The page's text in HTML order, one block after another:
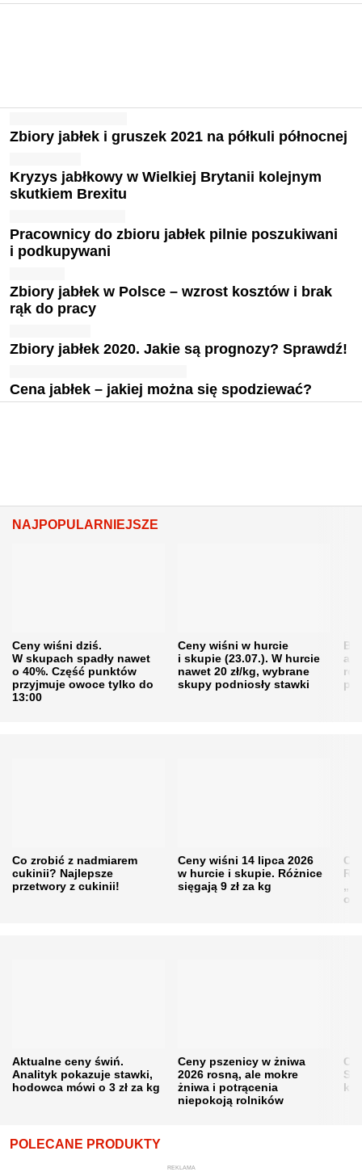
Zbiory jabłek i gruszek 2021 na półkuli północnej
Kryzys jabłkowy w Wielkiej Brytanii kolejnym
skutkiem Brexitu
Pracownicy do zbioru jabłek pilnie poszukiwani
i podkupywani
Zbiory jabłek w Polsce – wzrost kosztów i brak
rąk do pracy
Zbiory jabłek 2020. Jakie są prognozy? Sprawdź!
Cena jabłek – jakiej można się spodziewać?
NAJPOPULARNIEJSZE
Ceny wiśni dziś.
W skupach spadły nawet
o 40%. Część punktów
przyjmuje owoce tylko do
13:00
Ceny wiśni w hurcie
i skupie (23.07.). W hurcie
nawet 20 zł/kg, wybrane
skupy podniosły stawki
Co zrobić z nadmiarem
cukinii? Najlepsze
przetwory z cukinii!
Ceny wiśni 14 lipca 2026
w hurcie i skupie. Różnice
sięgają 9 zł za kg
Aktualne ceny świń.
Analityk pokazuje stawki,
hodowca mówi o 3 zł za kg
Ceny pszenicy w żniwa
2026 rosną, ale mokre
żniwa i potrącenia
niepokoją rolników
POLECANE PRODUKTY
REKLAMA